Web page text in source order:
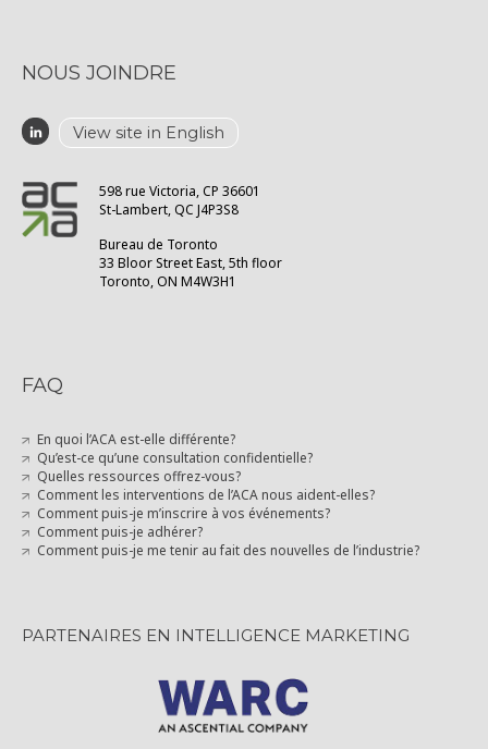
NOUS JOINDRE
View site in English
598 rue Victoria, CP 36601
St-Lambert, QC J4P3S8
Bureau de Toronto
33 Bloor Street East, 5th floor
Toronto, ON M4W3H1
FAQ
En quoi l’ACA est-elle différente?
Qu’est-ce qu’une consultation confidentielle?
Quelles ressources offrez-vous?
Comment les interventions de l’ACA nous aident-elles?
Comment puis-je m’inscrire à vos événements?
Comment puis-je adhérer?
Comment puis-je me tenir au fait des nouvelles de l’industrie?
PARTENAIRES EN INTELLIGENCE MARKETING